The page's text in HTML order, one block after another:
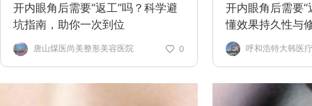
开内眼角后需要“返工”吗？科学避
坑指南，助你一次到位
唐山煤医尚美整形美容医院 0
开内眼角后需要“
懂效果持久性与
呼和浩特大韩医